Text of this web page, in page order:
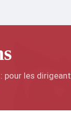
pour les